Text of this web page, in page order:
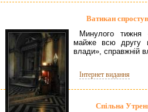
Ватикан
Минулого тижня
майже всю другу
влади», справжній
Інтернет видання
Спільна